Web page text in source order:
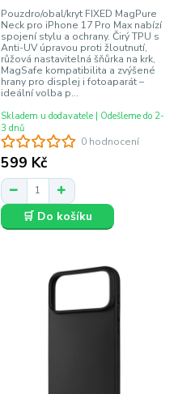
0 hodnocení
Pouzdro/obal/kryt FIXED MagPure
Neck pro iPhone 17 Pro Max nabízí
spojení stylu a ochrany. Čirý TPU s
Anti-UV úpravou proti žloutnutí,
růžová nastavitelná šňůrka na krk,
MagSafe kompatibilita a zvýšené
hrany pro displej i fotoaparát –
ideální volba p...
599 Kč
Skladem u dodavatele | Odešleme do 2-
3 dnů
🛒 Do košíku